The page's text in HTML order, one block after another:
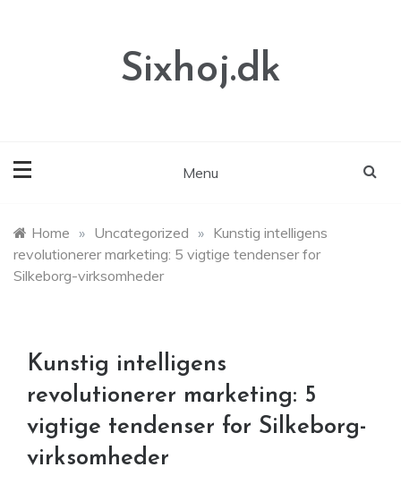
Sixhoj.dk
Menu
Home » Uncategorized » Kunstig intelligens
revolutionerer marketing: 5 vigtige tendenser for
Silkeborg-virksomheder
Kunstig intelligens
revolutionerer marketing: 5
vigtige tendenser for Silkeborg-
virksomheder